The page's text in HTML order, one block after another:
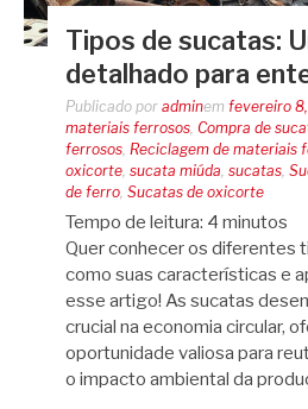
Tipos de sucatas:
detalhado para
Publicado por adminem fevereiro
materiais ferrosos, Compra de
ferrosos, Reciclagem de materiais
oxicorte, sucata miúda, sucatas,
de ferro, Sucatas de oxicorte
Tempo de leitura: 4 minutos
Quer conhecer os diferentes
como suas características e
esse artigo! As sucatas
crucial na economia circular,
oportunidade valiosa para
o impacto ambiental da